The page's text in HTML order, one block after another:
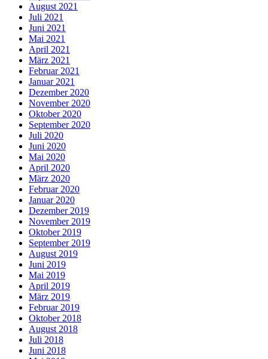
August 2021
Juli 2021
Juni 2021
Mai 2021
April 2021
März 2021
Februar 2021
Januar 2021
Dezember 2020
November 2020
Oktober 2020
September 2020
Juli 2020
Juni 2020
Mai 2020
April 2020
März 2020
Februar 2020
Januar 2020
Dezember 2019
November 2019
Oktober 2019
September 2019
August 2019
Juni 2019
Mai 2019
April 2019
März 2019
Februar 2019
Oktober 2018
August 2018
Juli 2018
Juni 2018